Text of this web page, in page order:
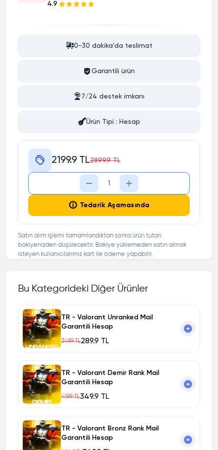
4.9
0-30 dakika'da teslimat
Garantili ürün
7/24 destek imkanı
Ürün Tipi : Hesap
2199.9 TL2899.9 TL
Tedarik Aşamasında
Satın alım işlemi tamamlandıktan sonra ürün tutarı
bakiyenizden düşülecektir. Bakiye yüklemeden satın almak
isteyen kullanıcılarımız kart ile ödeme yapabilir.
Bu Kategorideki Diğer Ürünler
TR - Valorant Unranked Mail
Garantili Hesap
349.9 TL289.9 TL
TR - Valorant Demir Rank Mail
Garantili Hesap
419.9 TL349.9 TL
TR - Valorant Bronz Rank Mail
Garantili Hesap